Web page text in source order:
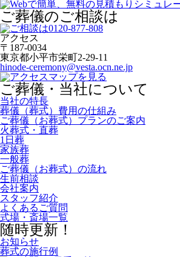
ご葬儀のご相談は
アクセス
〒187-0034
東京都小平市栄町2-29-11
hinode-ceremony@vesta.ocn.ne.jp
ご葬儀・当社について
当社の特長
葬儀（葬式）費用の仕組み
ご葬儀（お葬式）プランのご案内
火葬式・直葬
1日葬
家族葬
一般葬
ご葬儀（お葬式）の流れ
生前相談
会社案内
スタッフ紹介
よくあるご質問
式場・斎場一覧
随時更新！
お知らせ
葬式の施行例